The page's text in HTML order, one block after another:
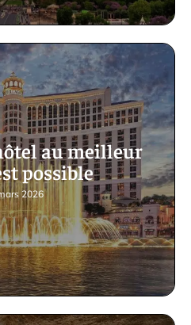
au meilleur
possible
2026